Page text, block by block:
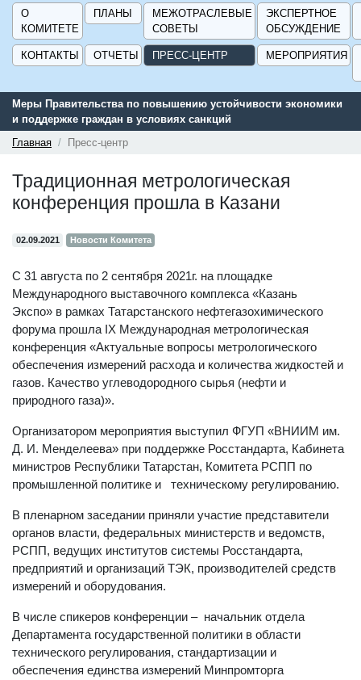
О
КОМИТЕТЕ
ПЛАНЫ
МЕЖОТРАСЛЕВЫЕ
СОВЕТЫ
ЭКСПЕРТНОЕ
ОБСУЖДЕНИЕ
КОНТАКТЫ ОТЧЕТЫ ПРЕСС-ЦЕНТР МЕРОПРИЯТИЯ
по повышению устойчивости экономики
граждан в условиях санкций
Сервис
ГИСП».
Главная Пресс-центр
Традиционная метрологическая
конференция прошла в Казани
02.09.2021 Новости Комитета
С 31 августа по 2 сентября 2021г. на площадке
Международного выставочного комплекса «Казань
Экспо» в рамках Татарстанского нефтегазохимического
форума прошла IX Международная метрологическая
конференция «Актуальные вопросы метрологического
обеспечения измерений расхода и количества жидкостей и
газов. Качество углеводородного сырья (нефти и
природного газа)».
Организатором мероприятия выступил ФГУП «ВНИИМ им.
Д. И. Менделеева» при поддержке Росстандарта, Кабинета
министров Республики Татарстан, Комитета РСПП по
промышленной политике и техническому регулированию.
В пленарном заседании приняли участие представители
органов власти, федеральных министерств и ведомств,
РСПП, ведущих институтов системы Росстандарта,
предприятий и организаций ТЭК, производителей средств
измерений и оборудования.
В числе спикеров конференции – начальник отдела
Департамента государственной политики в области
технического регулирования, стандартизации и
обеспечения единства измерений Минпромторга